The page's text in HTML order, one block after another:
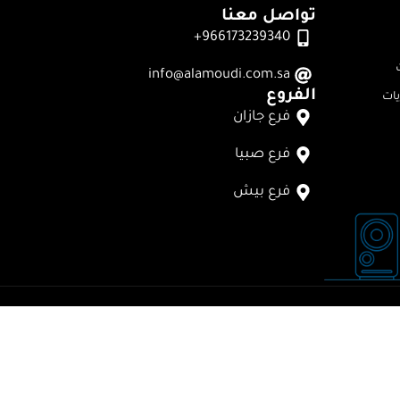
تواصل معنا
966173239340+
info@alamoudi.com.sa
الفروع
فرع جازان
فرع صبيا
فرع بيش